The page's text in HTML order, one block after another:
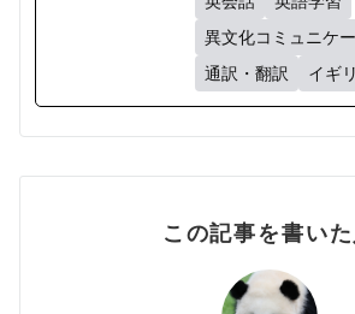
異文化コミュニケ
通訳・翻訳
イギ
この記事を書いた